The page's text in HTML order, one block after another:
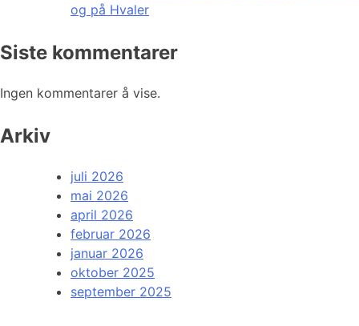
og på Hvaler
Siste kommentarer
Ingen kommentarer å vise.
Arkiv
juli 2026
mai 2026
april 2026
februar 2026
januar 2026
oktober 2025
september 2025